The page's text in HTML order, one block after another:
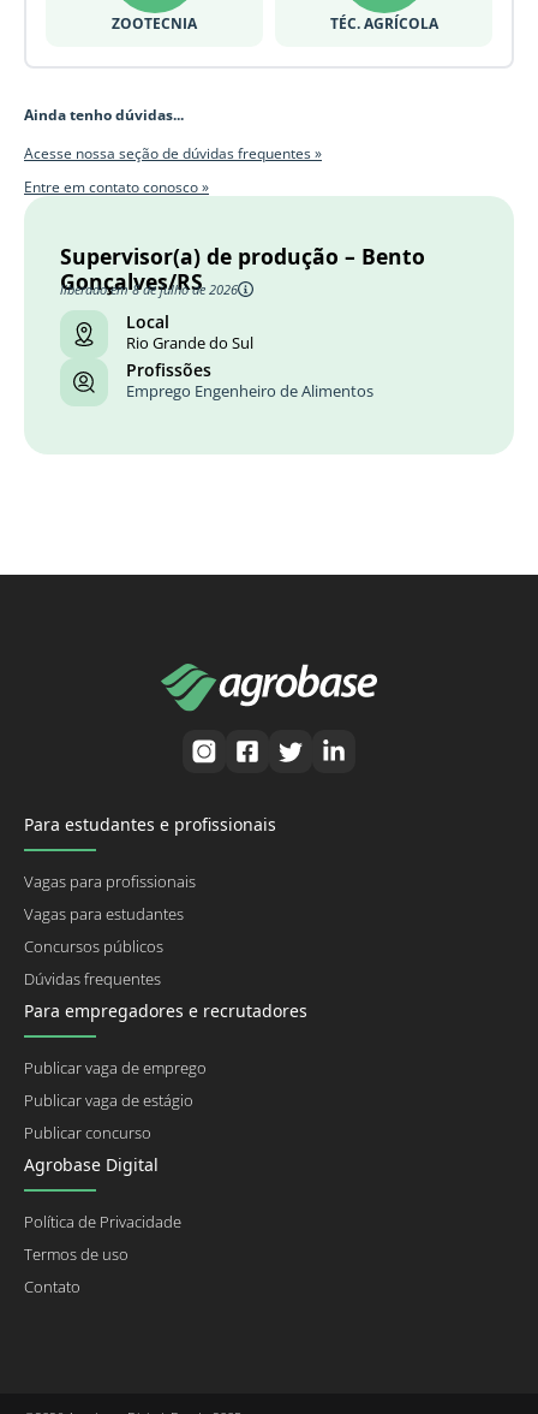
ZOOTECNIA TÉC. AGRÍCOLA
Ainda tenho dúvidas...
Acesse nossa seção de dúvidas frequentes »
Entre em contato conosco »
Supervisor(a) de produção – Bento
Gonçalves/RS
liberado em 8 de julho de 2026
Local
Rio Grande do Sul
Profissões
Emprego Engenheiro de Alimentos
Para estudantes e profissionais
Vagas para profissionais
Vagas para estudantes
Concursos públicos
Dúvidas frequentes
Para empregadores e recrutadores
Publicar vaga de emprego
Publicar vaga de estágio
Publicar concurso
Agrobase Digital
Política de Privacidade
Termos de uso
Contato